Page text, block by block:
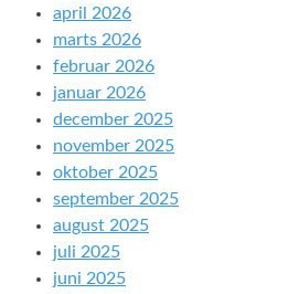
april 2026
marts 2026
februar 2026
januar 2026
december 2025
november 2025
oktober 2025
september 2025
august 2025
juli 2025
juni 2025